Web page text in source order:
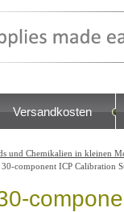
Versandkosten
und Chemikalien in kleinen
30-component ICP Calibration